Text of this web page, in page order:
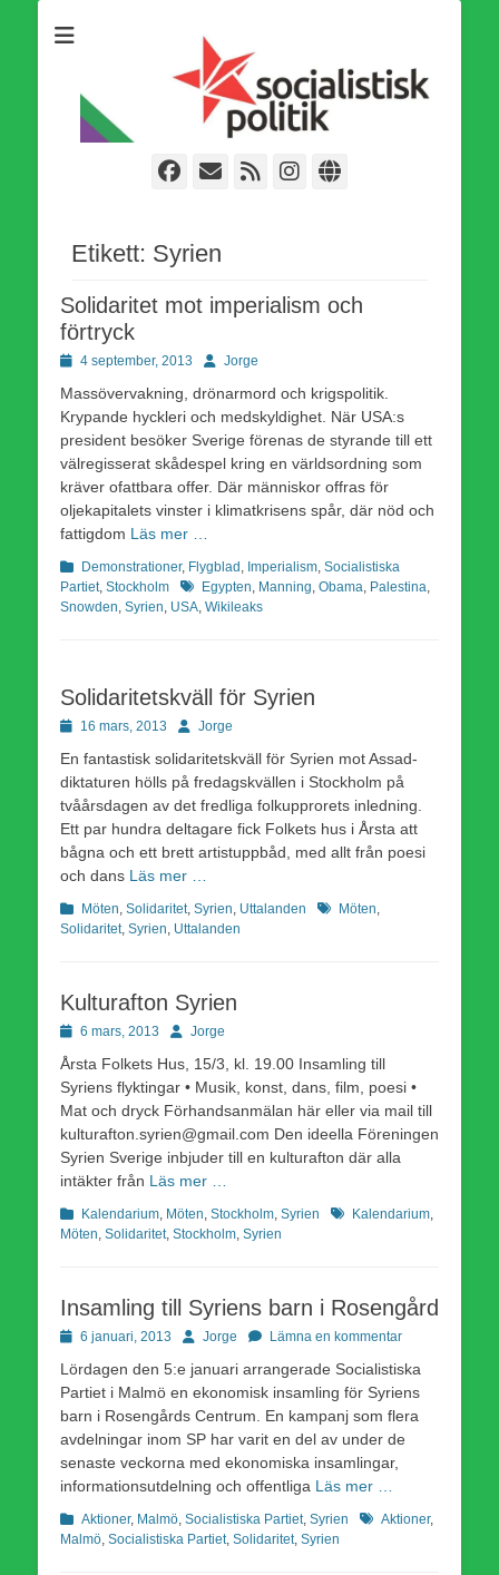
världsomfattande socialistiska Fjärde Internationalen och en viktig
tillgång i kampen för en socialistisk framtid!
Facebook
E-
Webbflöde
Instagram
Webbplats
Etikett: Syrien
Solidaritet mot imperialism och
förtryck
Publicerad
4 september, 2013 Författare
Jorge
Massövervakning, drönarmord och krigspolitik.
Krypande hyckleri och medskyldighet. När USA:s
president besöker Sverige förenas de styrande till ett
välregisserat skådespel kring en världsordning som
kräver ofattbara offer. Där människor offras för
oljekapitalets vinster i klimatkrisens spår, där nöd och
fattigdom Läs mer …
Kategorier
Demonstrationer, Flygblad Imperialism Socialistiska
Partiet, Stockholm EtiketterEgypten Manning Obama Palestina
Snowden Syrien USA Wikileaks
Solidaritetskväll för Syrien
Publicerad
16 mars, 2013 Författare
Jorge
En fantastisk solidaritetskväll för Syrien mot Assad-
diktaturen hölls på fredagskvällen i Stockholm på
tvåårsdagen av det fredliga folkupprorets inledning.
Ett par hundra deltagare fick Folkets hus i Årsta att
bågna och ett brett artistuppbåd, med allt från poesi
och dans Läs mer …
Kategorier
Möten Solidaritet, Syrien Uttalanden Etiketter
Möten
Solidaritet, Syrien Uttalanden
Kulturafton Syrien
Publicerad
6 mars, 2013 Författare
Jorge
Årsta Folkets Hus, 15/3, kl. 19.00 Insamling till
Syriens flyktingar • Musik, konst, dans, film, poesi •
Mat och dryck Förhandsanmälan här eller via mail till
kulturafton.syrien@gmail.com Den ideella Föreningen
Syrien Sverige inbjuder till en kulturafton där alla
intäkter från Läs mer …
Kategorier
Kalendarium Möten Stockholm Syrien EtiketterKalendarium
Möten Solidaritet, Stockholm Syrien
Insamling till Syriens barn i Rosengård
Publicerad
6 januari, 2013 Författare
Jorge Lämna en kommentar
Lördagen den 5:e januari arrangerade Socialistiska
Partiet i Malmö en ekonomisk insamling för Syriens
barn i Rosengårds Centrum. En kampanj som flera
avdelningar inom SP har varit en del av under de
senaste veckorna med ekonomiska insamlingar,
informationsutdelning och offentliga Läs mer …
Kategorier
Aktioner, Malmö Socialistiska Partiet, Syrien Etiketter
Aktioner,
Malmö Socialistiska Partiet, Solidaritet, Syrien